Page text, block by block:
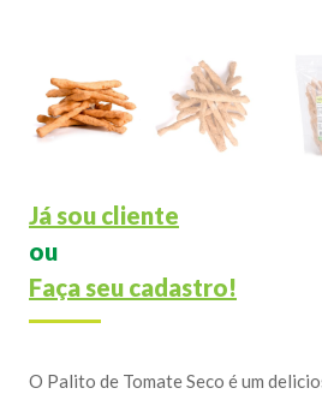
Já sou cliente
ou
Faça seu cadastro!
O Palito de Tomate Seco é um